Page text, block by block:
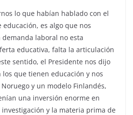
lo que habían hablado con el
educación, es algo que nos
demanda laboral no esta
educativa, falta la articulación
sentido, el Presidente nos dijo
los que tienen educación y nos
y un modelo Finlandés,
una inversión enorme en
y la materia prima de